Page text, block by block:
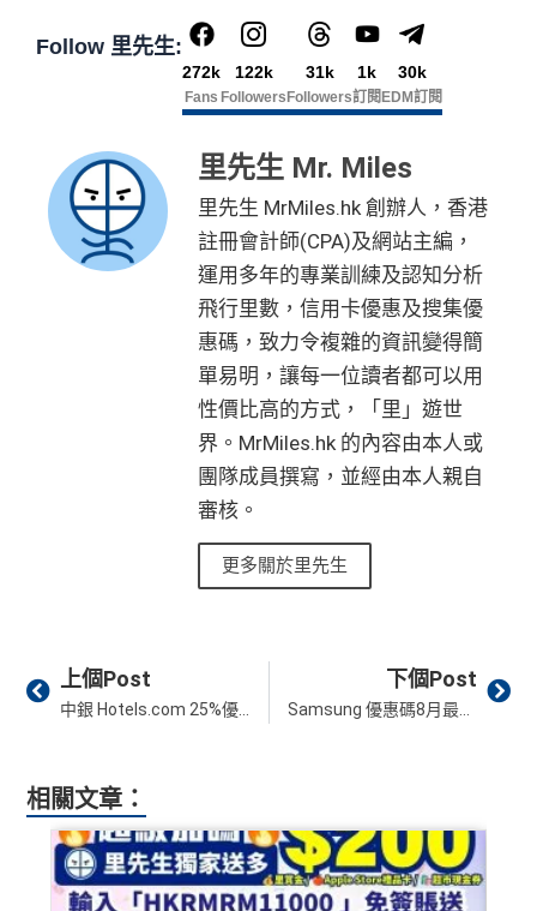
Follow 里先生:
272k
Fans
122k
Followers
31k
Followers
1k
訂閱
30k
EDM訂閱
里先生 Mr. Miles
里先生 MrMiles.hk 創辦人，香港
註冊會計師(CPA)及網站主編，
運用多年的專業訓練及認知分析
飛行里數，信用卡優惠及搜集優
惠碼，致力令複雜的資訊變得簡
單易明，讓每一位讀者都可以用
性價比高的方式，「里」遊世
界。MrMiles.hk 的內容由本人或
團隊成員撰寫，並經由本人親自
審核。
更多關於里先生
Prev
上個Post 下個Post
Samsung 優惠碼8月最新｜Samsung 信用卡 優惠碼 最新DBS信用卡簽賬賺高達HK$2,000簽賬回贈！ 2026 promo code 更新
相關文章：